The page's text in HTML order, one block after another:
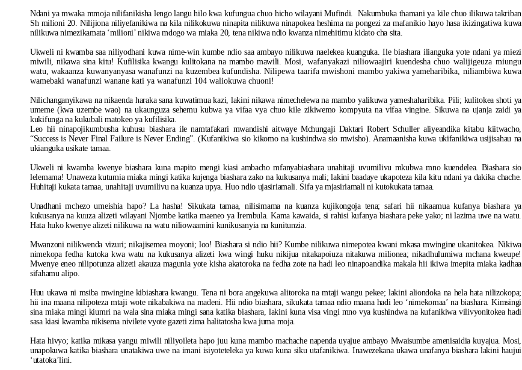
Ndani ya mwaka mmoja nilifanikisha lengo langu hilo kwa kufungua chuo hicho wilayani Mufindi. Nakumbuka thamani ya kile chuo ilikuwa takriban
Sh milioni 20. Nilijiona niliyefanikiwa na kila nilikokuwa ninapita nilikuwa ninapokea heshima na pongezi za mafanikio hayo hasa ikizingatiwa kuwa
nilikuwa nimezikamata ‘milioni’ nikiwa mdogo wa miaka 20, tena nikiwa ndio kwanza nimehitimu kidato cha sita.
Ukweli ni kwamba saa niliyodhani kuwa nime-win kumbe ndio saa ambayo nilikuwa naelekea kuanguka. Ile biashara ilianguka yote ndani ya miezi
miwili, nikawa sina kitu! Kufilisika kwangu kulitokana na mambo mawili.Mosi, wafanyakazi niliowaajiri kuendesha chuo walijigeuza miungu
watu, wakaanza kuwanyanyasa wanafunzi na kuzembea kufundisha. Nilipewa taarifa mwishoni mambo yakiwa yameharibika, niliambiwa kuwa
wamebaki wanafunzi wanane kati ya wanafunzi 104 waliokuwa chuoni!
Nilichanganyikawa na nikaenda haraka sana kuwatimua kazi, lakini nikawa nimechelewa na mambo yalikuwa yameshaharibika. Pili; kulitokea shoti ya
umeme (kwa uzembe wao) na ukaunguza sehemu kubwa ya vifaa vya chuo kile zikiwemo kompyuta na vifaa vingine. Sikuwa na ujanja zaidi ya
kukifunga na kukubali matokeo ya kufilisika.
Leo hii ninapojikumbusha kuhusu biashara ile namtafakari mwandishi aitwaye Mchungaji Daktari Robert Schuller aliyeandika kitabu kiitwacho,
“Success is Never Final Failure is Never Ending”. (Kufanikiwa sio kikomo na kushindwa sio mwisho). Anamaanisha kuwa ukifanikiwa usijisahau na
ukianguka usikate tamaa.
Ukweli ni kwamba kwenye biashara kuna mapito mengi kiasi ambacho mfanyabiashara unahitaji uvumilivu mkubwa mno kuendelea. Biashara sio
lelemama! Unaweza kutumia miaka mingi katika kujenga biashara zako na kukusanya mali; lakini baadaye ukapoteza kila kitu ndani ya dakika chache.
Huhitaji kukata tamaa, unahitaji uvumilivu na kuanza upya. Huo ndio ujasiriamali. Sifa ya mjasiriamali ni kutokukata tamaa.
Unadhani mchezo umeishia hapo? La hasha! Sikukata tamaa, nilisimama na kuanza kujikongoja tena; safari hii nikaamua kufanya biashara ya
kukusanya na kuuza alizeti wilayani Njombe katika maeneo ya Irembula. Kama kawaida, si rahisi kufanya biashara peke yako; ni lazima uwe na watu.
Hata huko kwenye alizeti nilikuwa na watu niliowaamini kunikusanyia na kunitunzia.
Mwanzoni nilikwenda vizuri; nikajisemea moyoni; loo! Biashara si ndio hii? Kumbe nilikuwa nimepotea kwani mkasa mwingine ukanitokea. Nikiwa
nimekopa fedha kutoka kwa watu na kukusanya alizeti kwa wingi huku nikijua nitakapoiuza nitakuwa milionea; nikadhulumiwa mchana kweupe!
Mwenye eneo nilipotunza alizeti akauza magunia yote kisha akatoroka na fedha zote na hadi leo ninapoandika makala hii ikiwa imepita miaka kadhaa
sifahamu alipo.
Huu ukawa ni msiba mwingine kibiashara kwangu. Tena ni bora angekuwa alitoroka na mtaji wangu pekee; lakini aliondoka na hela hata nilizokopa;
hii ina maana nilipoteza mtaji wote nikabakiwa na madeni. Hii ndio biashara, sikukata tamaa ndio maana hadi leo ‘nimekomaa’ na biashara. Kimsingi
sina miaka mingi kiumri na wala sina miaka mingi sana katika biashara, lakini kuna visa vingi mno vya kushindwa na kufanikiwa vilivyonitokea hadi
sasa kiasi kwamba nikisema nivilete vyote gazeti zima halitatosha kwa juma moja.
Hata hivyo; katika mikasa yangu miwili niliyoileta hapo juu kuna mambo machache napenda uyajue ambayo Mwaisumbe amenisaidia kuyajua. Mosi,
unapokuwa katika biashara unatakiwa uwe na imani isiyoteteleka ya kuwa kuna siku utafanikiwa. Inawezekana ukawa unafanya biashara lakini haujui
‘utatoka’lini.